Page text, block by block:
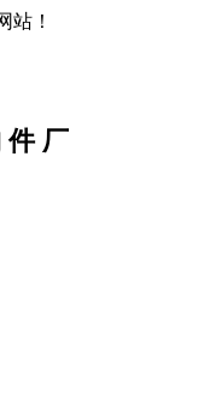
站！
件 厂